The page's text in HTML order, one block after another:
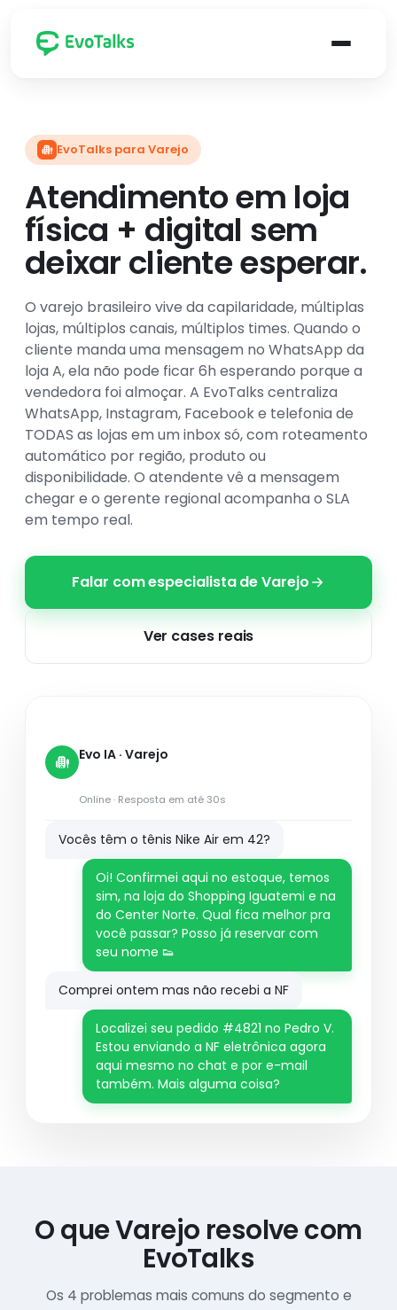
EvoTalks para Varejo
Atendimento em loja
física + digital sem
deixar cliente esperar.
O varejo brasileiro vive da capilaridade, múltiplas
lojas, múltiplos canais, múltiplos times. Quando o
cliente manda uma mensagem no WhatsApp da
loja A, ela não pode ficar 6h esperando porque a
vendedora foi almoçar. A EvoTalks centraliza
WhatsApp, Instagram, Facebook e telefonia de
TODAS as lojas em um inbox só, com roteamento
automático por região, produto ou
disponibilidade. O atendente vê a mensagem
chegar e o gerente regional acompanha o SLA
em tempo real.
Falar com especialista de Varejo
Ver cases reais
Evo IA · Varejo
Online · Resposta em até 30s
Vocês têm o tênis Nike Air em 42?
Oi! Confirmei aqui no estoque, temos
sim, na loja do Shopping Iguatemi e na
do Center Norte. Qual fica melhor pra
você passar? Posso já reservar com
seu nome 👟
Comprei ontem mas não recebi a NF
Localizei seu pedido #4821 no Pedro V.
Estou enviando a NF eletrônica agora
aqui mesmo no chat e por e-mail
também. Mais alguma coisa?
O que Varejo resolve com
EvoTalks
Os 4 problemas mais comuns do segmento e
Varejo
commerce
Indústria Franquias
Delivery Fintechs
Contabilidade Educação
Saúde
Imobiliárias Turismo
Veja todos os segmentos